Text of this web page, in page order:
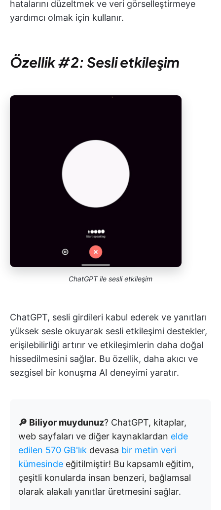
hatalarını düzeltmek ve veri görselleştirmeye
yardımcı olmak için kullanır.
Özellik #2: Sesli etkileşim
ChatGPT ile sesli etkileşim
ChatGPT, sesli girdileri kabul ederek ve yanıtları
yüksek sesle okuyarak sesli etkileşimi destekler,
erişilebilirliği artırır ve etkileşimlerin daha doğal
hissedilmesini sağlar. Bu özellik, daha akıcı ve
sezgisel bir konuşma AI deneyimi yaratır.
🔎 Biliyor muydunuz? ChatGPT, kitaplar,
web sayfaları ve diğer kaynaklardan elde
edilen 570 GB'lık devasa bir metin veri
kümesinde eğitilmiştir! Bu kapsamlı eğitim,
çeşitli konularda insan benzeri, bağlamsal
olarak alakalı yanıtlar üretmesini sağlar.